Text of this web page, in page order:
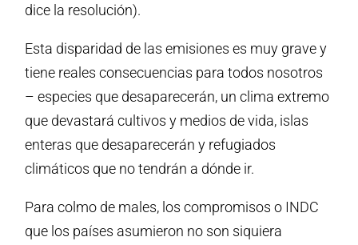
dice la resolución).
Esta disparidad de las emisiones es muy grave y
tiene reales consecuencias para todos nosotros
– especies que desaparecerán, un clima extremo
que devastará cultivos y medios de vida, islas
enteras que desaparecerán y refugiados
climáticos que no tendrán a dónde ir.
Para colmo de males, los compromisos o INDC
que los países asumieron no son siquiera